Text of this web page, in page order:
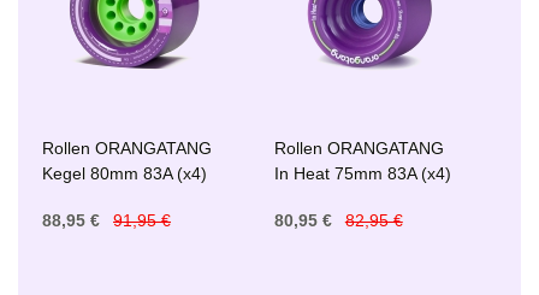
Rollen ORANGATANG
Kegel 80mm 83A (x4)
88,95 € 91,95 €
Rollen ORANGATANG
In Heat 75mm 83A (x4)
80,95 € 82,95 €